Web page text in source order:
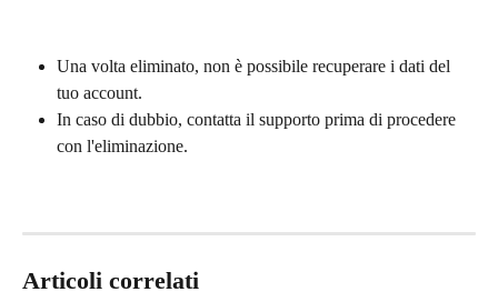
Una volta eliminato, non è possibile recuperare i dati del
tuo account.
In caso di dubbio, contatta il supporto prima di procedere
con l'eliminazione.
Articoli correlati